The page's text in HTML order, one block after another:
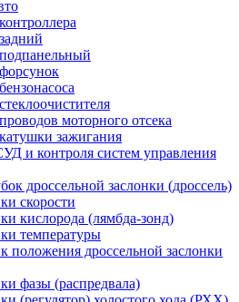
моторного отсека
зажигания
и контроля систем управления
дроссельной заслонки (дроссель)
скорости
кислорода (лямбда-зонд)
температуры
положения дроссельной заслонки
фазы (распредвала)